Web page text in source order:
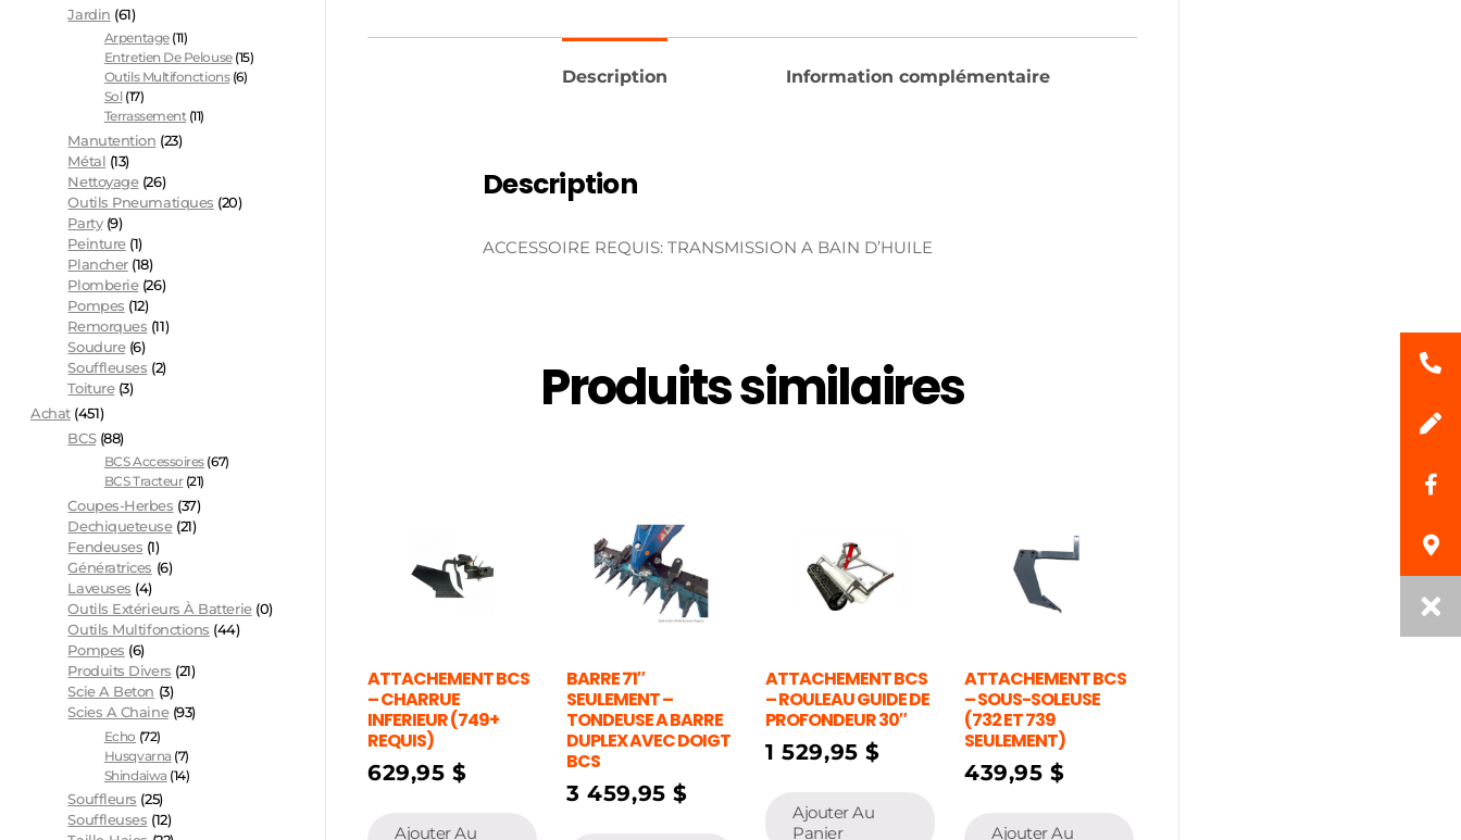
Description Information complémentaire
Description
ACCESSOIRE REQUIS: TRANSMISSION A BAIN D’HUILE
Produits similaires
ATTACHEMENT BCS
– CHARRUE
INFERIEUR (749+
REQUIS)
629,95$
Ajouter Au
BARRE 71″
SEULEMENT –
TONDEUSE A BARRE
DUPLEX AVEC DOIGT
BCS
3 459,95$
ATTACHEMENT BCS
– ROULEAU GUIDE DE
PROFONDEUR 30″
1 529,95$
Ajouter Au
Panier
ATTACHEMENT BCS
– SOUS-SOLEUSE
(732 ET 739
SEULEMENT)
439,95$
Ajouter Au
Jardin (61)
Arpentage (11)
Entretien De Pelouse (15)
Outils Multifonctions (6)
Sol (17)
Terrassement (11)
Manutention (23)
Métal (13)
Nettoyage (26)
Outils Pneumatiques (20)
Party (9)
Peinture (1)
Plancher (18)
Plomberie (26)
Pompes (12)
Remorques (11)
Soudure (6)
Souffleuses (2)
Toiture (3)
Achat (451)
BCS (88)
BCS Accessoires (67)
BCS Tracteur (21)
Coupes-Herbes (37)
Dechiqueteuse (21)
Fendeuses (1)
Génératrices (6)
Laveuses (4)
Outils Extérieurs À Batterie (0)
Outils Multifonctions (44)
Pompes (6)
Produits Divers (21)
Scie A Beton (3)
Scies A Chaine (93)
Echo (72)
Husqvarna (7)
Shindaiwa (14)
Souffleurs (25)
Souffleuses (12)